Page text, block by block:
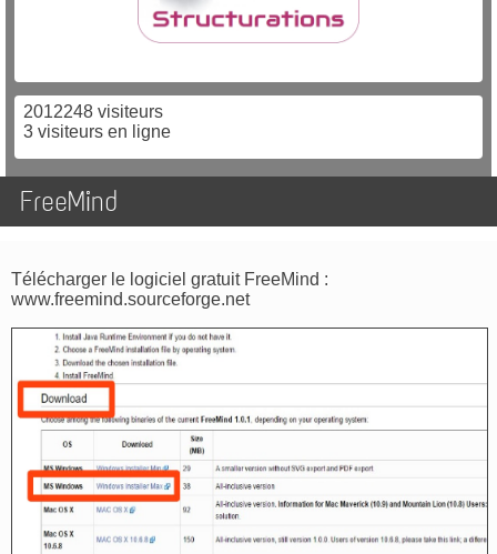
2012248 visiteurs
3 visiteurs en ligne
FreeMind
Télécharger le logiciel gratuit FreeMind :
www.freemind.sourceforge.net